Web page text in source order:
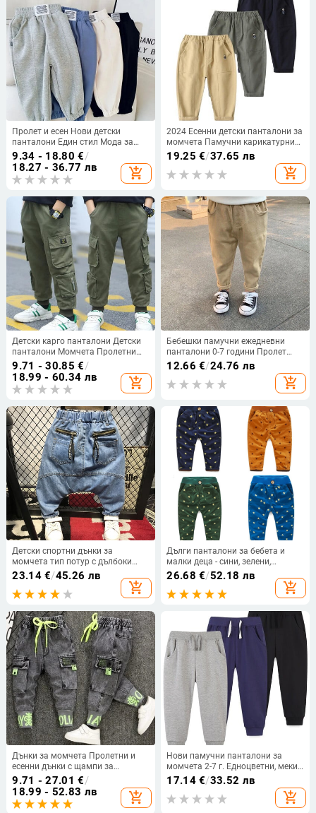
Пролет и есен Нови детски
панталони Един стил Мода за
момчета и момичета
Универсални памучни детски
спортни панталони Ежедневни
панталони
9.34 - 18.80 €/
18.27 - 36.77 лв
add_shopping_cart
2024 Есенни детски панталони за
момчета Памучни карикатурни
бродерии Спортни панталони за
бебета за момчета Свободни
универсални панталони за малки
19.25 €/37.65 лв
add_shopping_cart
Детски карго панталони Детски
панталони Момчета Пролетни
ежедневни панталони Детско
облекло Памучни момчета Дълги
панталони Облекло за момчета
Спортни панталони
9.71 - 30.85 €/
18.99 - 60.34 лв
add_shopping_cart
Бебешки памучни ежедневни
панталони 0-7 години Пролет
Есен Детски детски панталони
Прави ластични талии/Harlan
Множество стилове
12.66 €/24.76 лв
add_shopping_cart
Детски спортни дънки за
момчета тип потур с дълбоки
джобове в светъл цвят
23.14€/45.26 лв
add_shopping_cart
Дълги панталони за бебета и
малки деца - сини, зелени,
кафяви, оранжеви със звездички
26.68 €/52.18 лв
add_shopping_cart
Дънки за момчета Пролетни и
есенни дънки с щампи за
момчета Нови детски свободни
ежедневни панталони за
момчета в западен стил
9.71 - 27.01 €/
18.99 - 52.83 лв
add_shopping_cart
Нови памучни панталони за
момчета 2-7 г. Едноцветни, меки,
свободни, уютни спортни
панталони за малки деца
Ежедневни панталони с
17.14€/33.52 лв
add_shopping_cart